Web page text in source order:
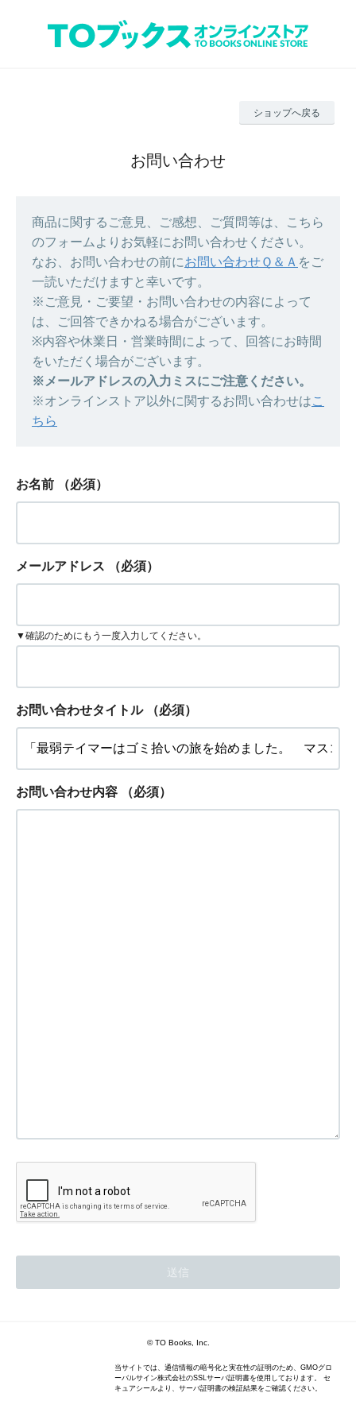
ショップへ戻る
お問い合わせ
商品に関するご意見、ご感想、ご質問等は、こちら
のフォームよりお気軽にお問い合わせください。
なお、お問い合わせの前にお問い合わせＱ＆Ａ をご
一読いただけますと幸いです。
※ご意見・ご要望・お問い合わせの内容によって
は、ご回答できかねる場合がございます。
※内容や休業日・営業時間によって、回答にお時間
をいただく場合がございます。
※メールアドレスの入力ミスにご注意ください。
※オンラインストア以外に関するお問い合わせはこ
ちら
お名前 （必須）
メールアドレス （必須）
▼確認のためにもう一度入力してください。
お問い合わせタイトル （必須）
お問い合わせ内容 （必須）
© TO Books, Inc.
当サイトでは、通信情報の暗号化と実在性の証明のため、GMOグロ
ーバルサイン株式会社のSSLサーバ証明書を使用しております。 セ
キュアシールより、サーバ証明書の検証結果をご確認ください。